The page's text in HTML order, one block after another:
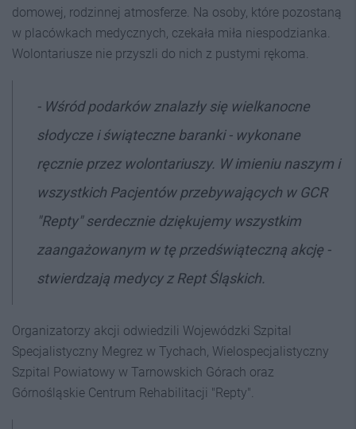
domowej, rodzinnej atmosferze. Na osoby, które pozostaną
w placówkach medycznych, czekała miła niespodzianka.
Wolontariusze nie przyszli do nich z pustymi rękoma.
- Wśród podarków znalazły się wielkanocne
słodycze iświąteczne baranki - wykonane
ręcznie przez wolontariuszy. W imieniu naszym i
wszystkich Pacjentów przebywających w GCR
"Repty" serdecznie dziękujemy wszystkim
zaangażowanym w tę przedświąteczną akcję -
stwierdzają medycy z Rept Śląskich.
Organizatorzy akcji odwiedzili Wojewódzki Szpital
Specjalistyczny Megrez w Tychach, Wielospecjalistyczny
Szpital Powiatowy w Tarnowskich Górach oraz
Górnośląskie Centrum Rehabilitacji "Repty".